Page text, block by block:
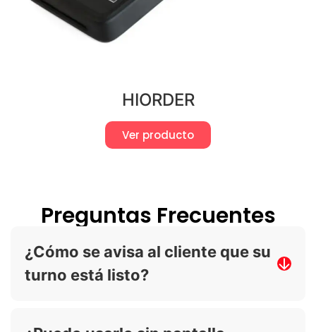
HIORDER
Ver producto
Preguntas Frecuentes
¿Cómo se avisa al cliente que su
turno está listo?